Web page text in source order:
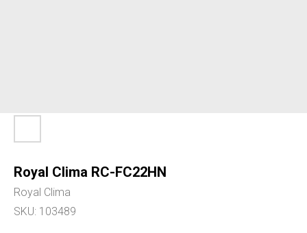
Royal Clima RC-FC22HN
Royal Clima
SKU: 103489